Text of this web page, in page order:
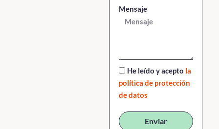
Mensaje
He leído y acepto la
política de protección
de datos
Enviar